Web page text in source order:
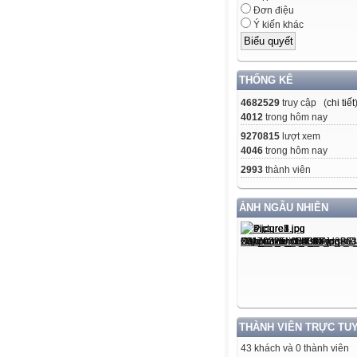
Đơn điệu
Ý kiến khác
THỐNG KÊ
4682529 truy cập (chi tiết)
4012 trong hôm nay
9270815 lượt xem
4046 trong hôm nay
2993 thành viên
ẢNH NGẪU NHIÊN
THÀNH VIÊN TRỰC
43 khách và 0 thành viên